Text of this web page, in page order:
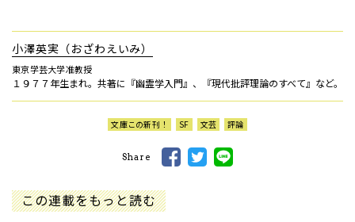
小澤英実（おざわえいみ）
東京学芸大学准教授
１９７７年生まれ。共著に『幽霊学入門』、『現代批評理論のすべて』など。
文庫この新刊！ SF 文芸 評論
Share
この連載をもっと読む